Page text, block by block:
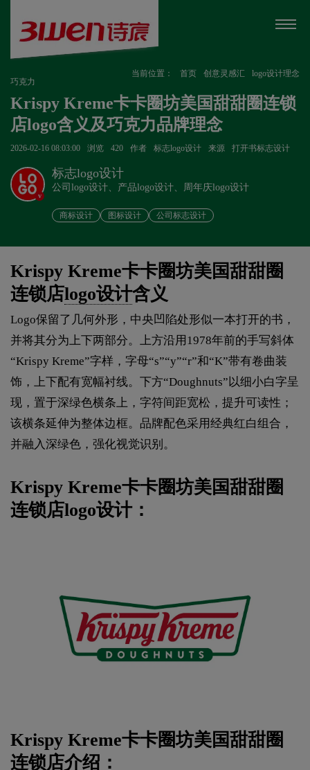
当前位置： 首页 创意灵感汇
logo设计理念
巧克力
Krispy Kreme卡卡圈坊美国甜甜圈连锁
店logo含义及巧克力品牌理念
2026-02-16 08:03:00 浏览 420 作者 标志logo设计 来源 打开书标志设计
v
标志logo设计
公司logo设计、产品logo设计、周年庆logo设计
商标设计 图标设计 公司标志设计
Krispy Kreme卡卡圈坊美国甜甜圈
连锁店logo设计含义
Logo保留了几何外形，中央凹陷处形似一本打开的书，
并将其分为上下两部分。上方沿用1978年前的手写斜体
“Krispy Kreme”字样，字母“s”“y”“r”和“K”带有卷曲装
饰，上下配有宽幅衬线。下方“Doughnuts”以细小白字呈
现，置于深绿色横条上，字符间距宽松，提升可读性；
该横条延伸为整体边框。品牌配色采用经典红白组合，
并融入深绿色，强化视觉识别。
Krispy Kreme卡卡圈坊美国甜甜圈
连锁店logo设计：
Krispy Kreme卡卡圈坊美国甜甜圈
连锁店介绍：